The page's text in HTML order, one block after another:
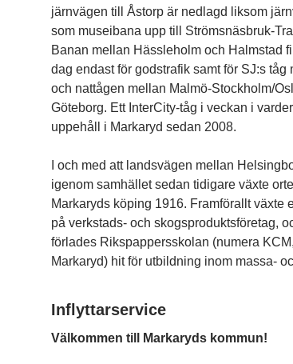
järnvägen till Åstorp är nedlagd liksom
som museibana upp till Strömsnäsbruk-
Banan mellan Hässleholm och Halmstad
dag endast för godstrafik samt för SJ:s tåg
och nattågen mellan Malmö-Stockholm/
Göteborg. Ett InterCity-tåg i veckan i
uppehåll i Markaryd sedan 2008.
I och med att landsvägen mellan
igenom samhället sedan tidigare växte
Markaryds köping 1916. Framförallt växte
på verkstads- och skogsproduktsföretag,
förlades Rikspappersskolan (numera
Markaryd) hit för utbildning inom massa-
Inflyttarservice
Välkommen till Markaryds kommun!